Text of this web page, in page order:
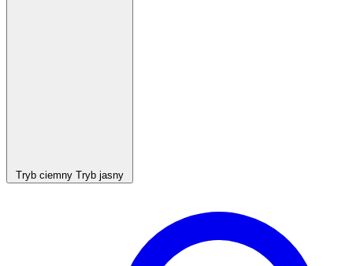
Tryb ciemny Tryb jasny